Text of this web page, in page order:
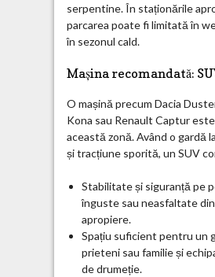
serpentine. În staționările
parcarea poate fi limitată în
în sezonul cald.
Mașina recomandată:
O mașină precum Dacia
Kona sau Renault Captur
această zonă. Având o gardă
și tracțiune sporită, un SUV
Stabilitate și siguranță pe
înguste sau neasfaltate din
apropiere.
Spațiu suficient pentru un
prieteni sau familie și
de drumeție.